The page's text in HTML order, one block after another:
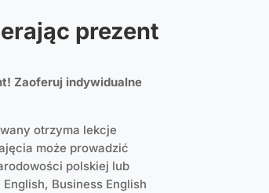
prezent
Zaoferuj indywidualne
otrzyma lekcje
może prowadzić
polskiej lub
Business English